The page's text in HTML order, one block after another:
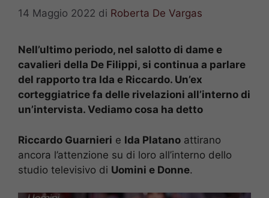
14 Maggio 2022 di Roberta De Vargas
Nell’ultimo periodo, nel salotto di dame e
cavalieri della De Filippi, si continua a parlare
del rapporto tra Ida e Riccardo. Un’ex
corteggiatrice fa delle rivelazioni all’interno di
un’intervista. Vediamo cosa ha detto
Riccardo Guarnieri e Ida Platano attirano
ancora l’attenzione su di loro all’interno dello
studio televisivo di Uomini e Donne.